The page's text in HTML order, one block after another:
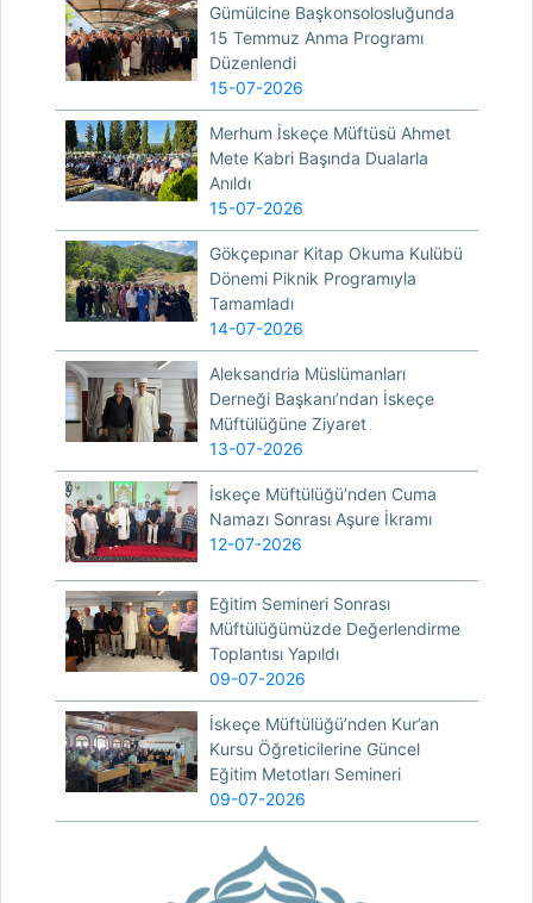
Gümülcine Başkonsolosluğunda
15 Temmuz Anma Programı
Düzenlendi
15-07-2026
Merhum İskeçe Müftüsü Ahmet
Mete Kabri Başında Dualarla
Anıldı
15-07-2026
Gökçepınar Kitap Okuma Kulübü
Dönemi Piknik Programıyla
Tamamladı
14-07-2026
Aleksandria Müslümanları
Derneği Başkanı’ndan İskeçe
Müftülüğüne Ziyaret
13-07-2026
İskeçe Müftülüğü’nden Cuma
Namazı Sonrası Aşure İkramı
12-07-2026
Eğitim Semineri Sonrası
Müftülüğümüzde Değerlendirme
Toplantısı Yapıldı
09-07-2026
İskeçe Müftülüğü’nden Kur’an
Kursu Öğreticilerine Güncel
Eğitim Metotları Semineri
09-07-2026